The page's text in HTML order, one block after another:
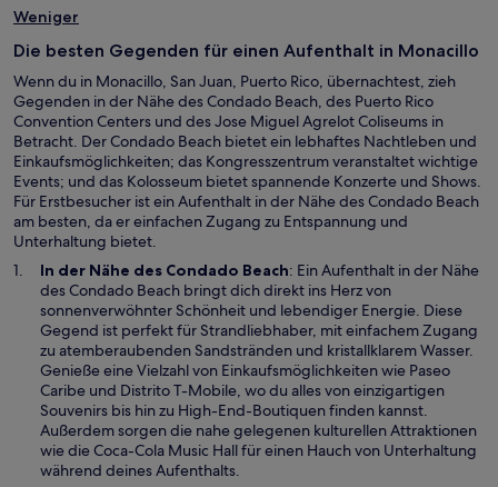
f
f
n
e
t
u
n
F
e
n
s
t
e
r
g
e
ö
f
f
n
e
t
Weniger
Die besten Gegenden für einen Aufenthalt in Monacillo
Wenn du in Monacillo, San Juan, Puerto Rico, übernachtest, zieh
Gegenden in der Nähe des Condado Beach, des Puerto Rico
Convention Centers und des Jose Miguel Agrelot Coliseums in
Betracht. Der Condado Beach bietet ein lebhaftes Nachtleben und
Einkaufsmöglichkeiten; das Kongresszentrum veranstaltet wichtige
Events; und das Kolosseum bietet spannende Konzerte und Shows.
Für Erstbesucher ist ein Aufenthalt in der Nähe des Condado Beach
am besten, da er einfachen Zugang zu Entspannung und
Unterhaltung bietet.
In der Nähe des Condado BeachW
i
r
d
i
n
e
i
n
e
: Ein Aufenthalt in der Nähe
des Condado Beach bringt dich direkt ins Herz von
sonnenverwöhnter Schönheit und lebendiger Energie. Diese
Gegend ist perfekt für Strandliebhaber, mit einfachem Zugang
zu atemberaubenden Sandstränden und kristallklarem Wasser.
Genieße eine Vielzahl von Einkaufsmöglichkeiten wie Paseo
Caribe und Distrito T-Mobile, wo du alles von einzigartigen
Souvenirs bis hin zu High-End-Boutiquen finden kannst.
Außerdem sorgen die nahe gelegenen kulturellen Attraktionen
wie die Coca-Cola Music Hall für einen Hauch von Unterhaltung
während deines Aufenthalts.